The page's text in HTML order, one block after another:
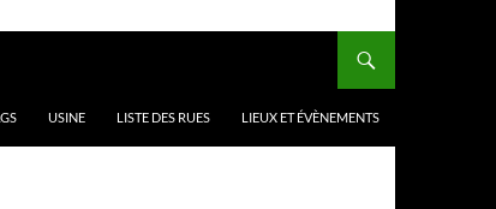
USINE LISTE DES RUES LIEUX ET ÉVÈNEMENTS